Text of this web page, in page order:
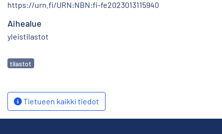
https://urn.fi/URN:NBN:fi-fe2023013115940
Aihealue
yleistilastot
Avainsanat
tilastot
Tietueen kaikki tiedot